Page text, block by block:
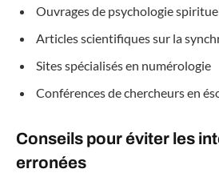
Ouvrages de psychologie
Articles scientifiques sur la
Sites spécialisés en numérologie
Conférences de chercheurs en
Conseils pour éviter les
erronées